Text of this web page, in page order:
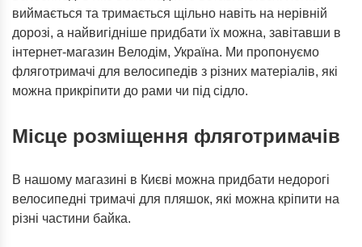
виймається та тримається щільно навіть на нерівній
дорозі, а найвигідніше придбати їх можна, завітавши в
інтернет-магазин Велодім, Україна. Ми пропонуємо
фляготримачі для велосипедів з різних матеріалів, які
можна прикріпити до рами чи під сідло.
Місце розміщення фляготримачів
В нашому магазині в Києві можна придбати недорогі
велосипедні тримачі для пляшок, які можна кріпити на
різні частини байка.